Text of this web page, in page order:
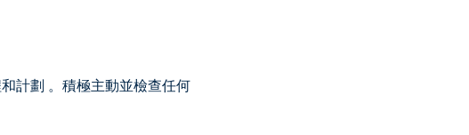
計劃 。積極主動並檢查任何